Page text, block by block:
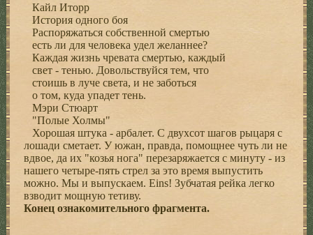
Кайл Иторр
История одного боя
Распоряжаться собственной смертью
есть ли для человека удел желаннее?
Каждая жизнь чревата смертью, каждый
свет - тенью. Довольствуйся тем, что
стоишь в луче света, и не заботься
о том, куда упадет тень.
Мэри Стюарт
"Полые Холмы"
Хорошая штука - арбалет. С двухсот шагов рыцаря с
лошади сметает. У южан, правда, помощнее чуть ли не
вдвое, да их "козья нога" перезаряжается с минуту - из
нашего четыре-пять стрел за это время выпустить
можно. Мы и выпускаем. Eins! Зубчатая рейка легко
взводит мощную тетиву.
Конец ознакомительного фрагмента.